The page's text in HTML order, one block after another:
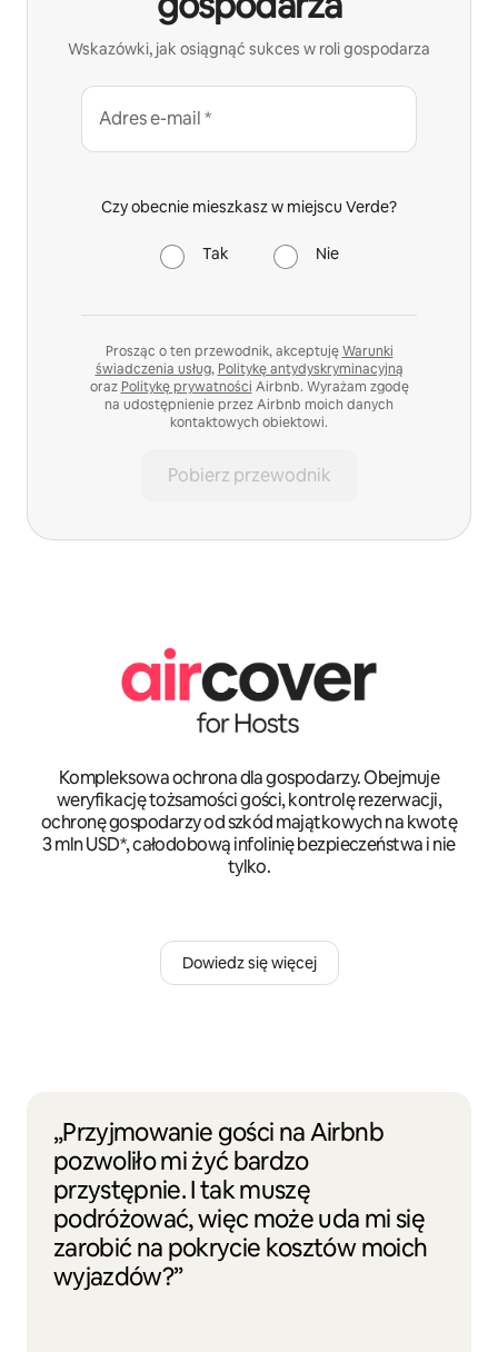
Wskazówki, jak osiągnąć sukces w roli gospodarza
Adres e-mail *
Czy obecnie mieszkasz w miejscu Verde?
Tak Nie
Prosząc o ten przewodnik, akceptujęWarunki
świadczenia usług, Politykę antydyskryminacyjną
oraz Politykę prywatności Airbnb. Wyrażam zgodę
na udostępnienie przez Airbnb moich danych
kontaktowych obiektowi.
Pobierz przewodnik
Kompleksowa ochrona dla gospodarzy. Obejmuje
weryfikację tożsamości gości, kontrolę rezerwacji,
ochronę gospodarzy od szkód majątkowych na kwotę
3 mln USD*, całodobową infolinię bezpieczeństwa i nie
tylko.
Dowiedz się więcej
„Przyjmowanie gości na Airbnb
pozwoliło mi żyć bardzo
przystępnie. I tak muszę
podróżować, więc może uda mi się
zarobić na pokrycie kosztów moich
wyjazdów?”